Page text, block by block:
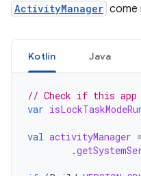
ActivityManager come
Kotlin Java
// Check if this app
var
val activityManager =
.